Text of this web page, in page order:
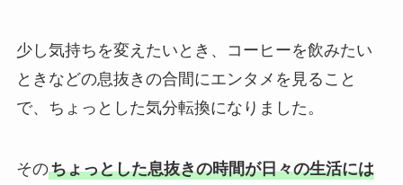
少し気持ちを変えたいとき、コーヒーを飲みたい
ときなどの息抜きの合間にエンタメを見ること
で、ちょっとした気分転換になりました。
そのちょっとした息抜きの時間が日々の生活には